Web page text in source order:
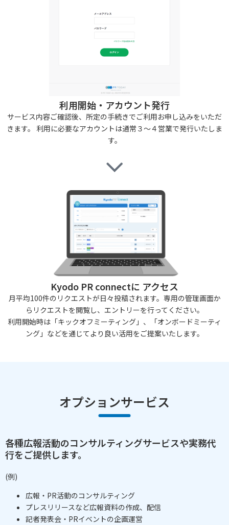
利用開始・アカウント発行
サービス内容ご確認後、所定の手続きでご利用お申し込みをいただ
きます。 利用に必要なアカウントは通常３～４営業で発行いたしま
す。
Kyodo PR connectに アクセス
月平均100件のリクエストが日々投稿されます。専用の管理画面か
らリクエストを閲覧し、エントリーを行ってください。
利用開始時は「キックオフミーティング」、「オンボードミーティ
ング」などを通じてより良い活用をご提案いたします。
オプションサービス
各種広報活動のコンサルティングサービスや実務代
行をご提供します。
(例)
広報・PR活動のコンサルティング
プレスリリースなど広報資料の作成、配信
記者発表会・PRイベントの企画運営